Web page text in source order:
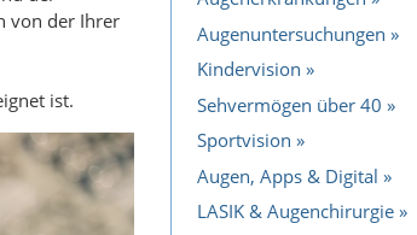
von der Ihrer
ist.
Augenuntersuchungen
Kindervision
Sehvermögen über 40
Sportvision
Augen, Apps & Digital
LASIK & Augenchirurgie